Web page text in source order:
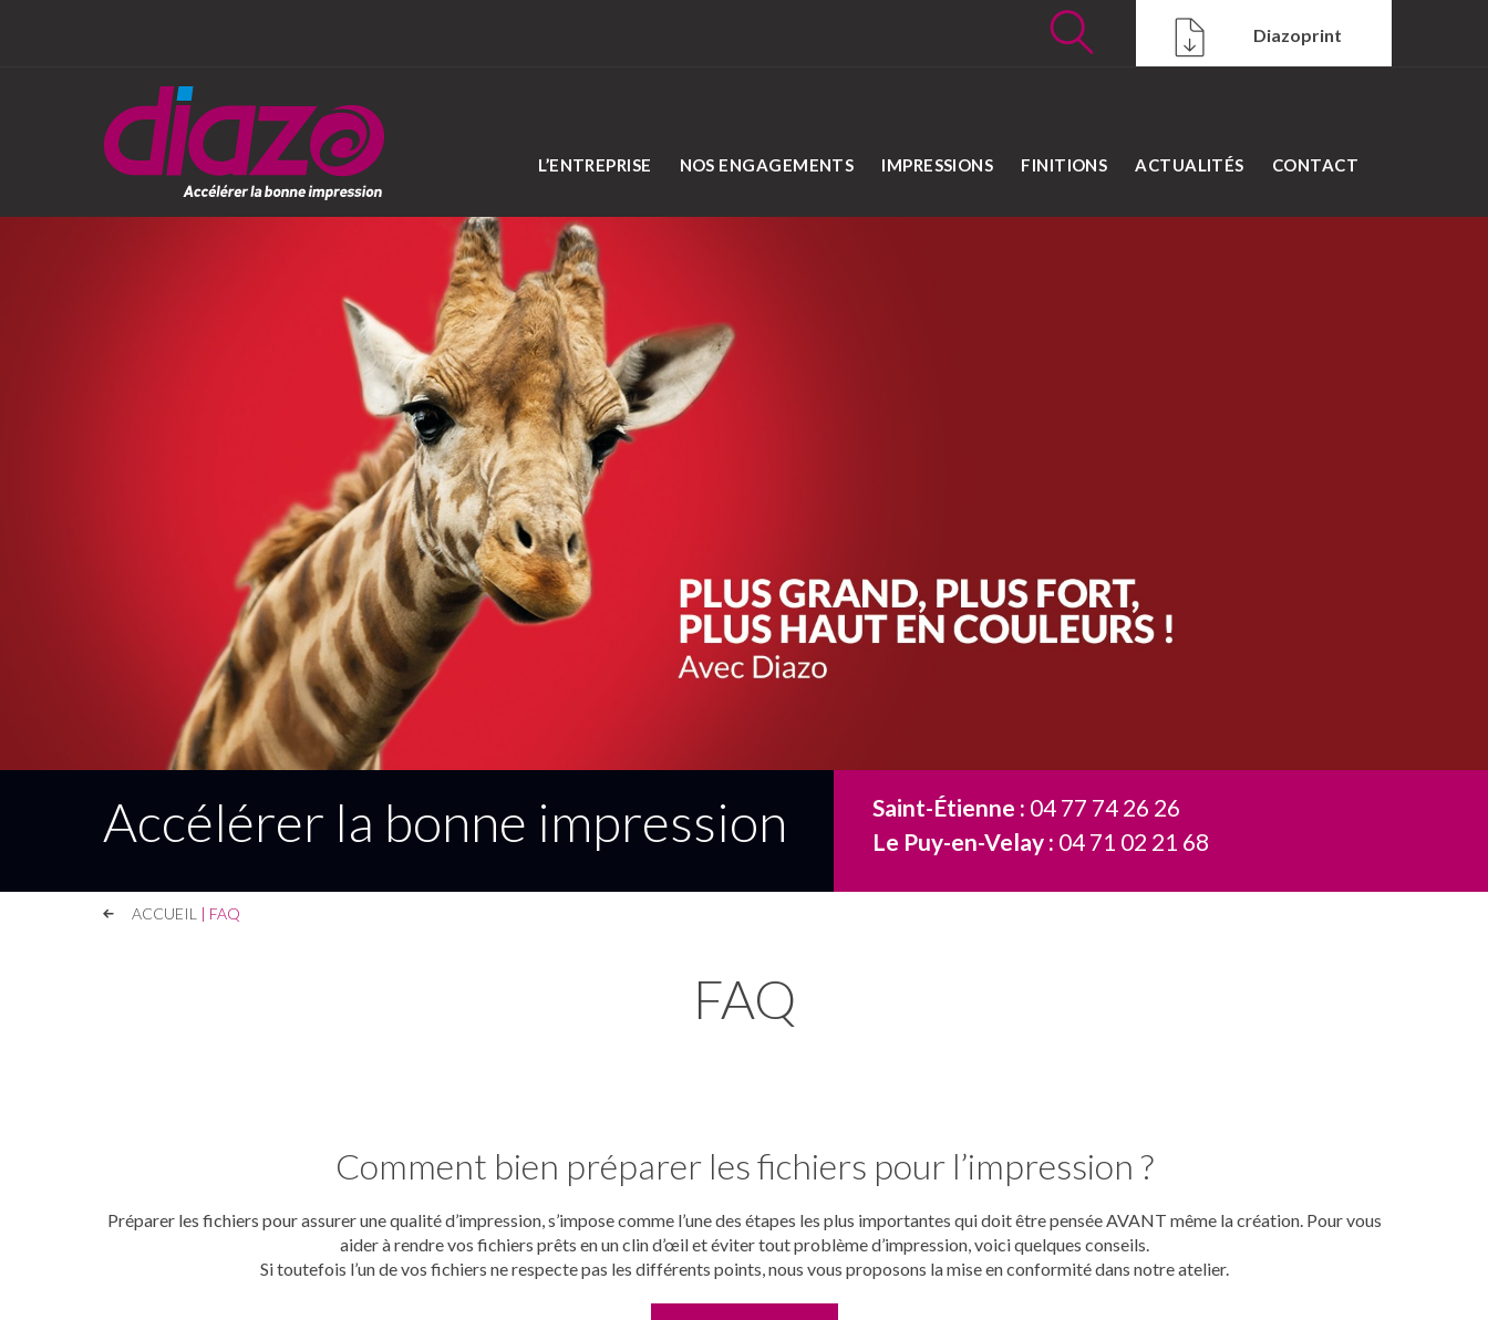
Diazoprint
L’ENTREPRISE NOS ENGAGEMENTS IMPRESSIONS FINITIONS ACTUALITÉS CONTACT
Accélérer la bonne impression Saint-Étienne : 04 77 74 26 26
Le Puy-en-Velay : 04 71 02 21 68
ACCUEIL | FAQ
FAQ
Comment bien préparer les fichiers pour l’impression ?
Préparer les fichiers pour assurer une qualité d’impression, s’impose comme l’une des étapes les plus importantes qui doit être pensée AVANT même la création. Pour vous
aider à rendre vos fichiers prêts en un clin d’œil et éviter tout problème d’impression, voici quelques conseils.
Si toutefois l’un de vos fichiers ne respecte pas les différents points, nous vous proposons la mise en conformité dans notre atelier.